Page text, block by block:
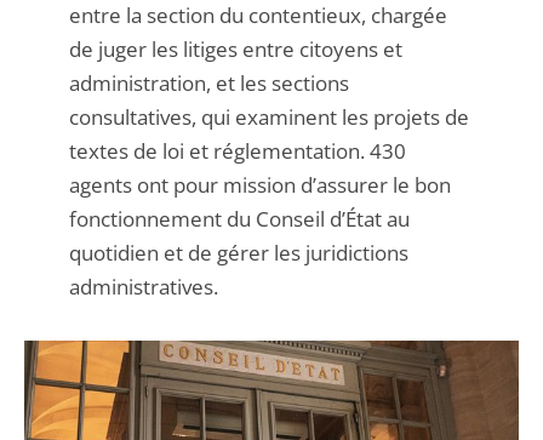
entre la section du contentieux, chargée
de juger les litiges entre citoyens et
administration, et les sections
consultatives, qui examinent les projets de
textes de loi et réglementation. 430
agents ont pour mission d’assurer le bon
fonctionnement du Conseil d’État au
quotidien et de gérer les juridictions
administratives.